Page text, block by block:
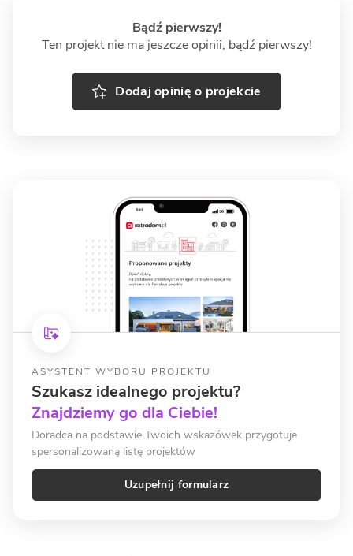
Bądź pierwszy!
Ten projekt nie ma jeszcze opinii, bądź pierwszy!
Dodaj opinię o projekcie
ASYSTENT WYBORU PROJEKTU
Szukasz idealnego projektu?
Znajdziemy go dla Ciebie!
Doradca na podstawie Twoich wskazówek przygotuje
spersonalizowaną listę projektów
Uzupełnij formularz